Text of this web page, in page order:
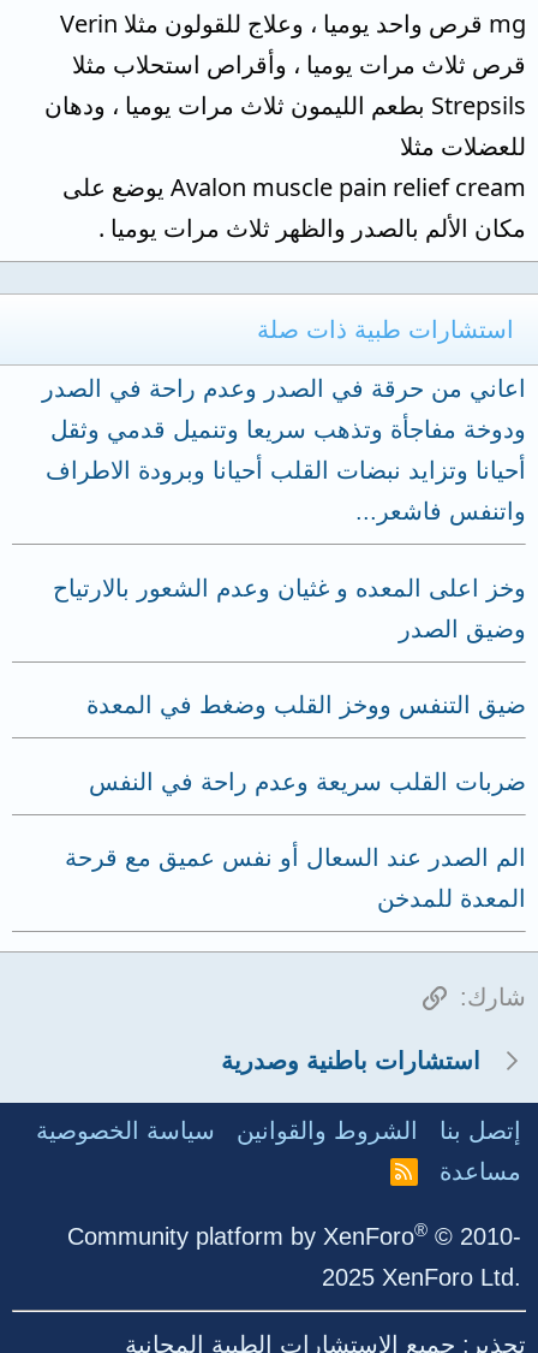
mg قرص واحد يوميا ، وعلاج للقولون مثلا Verin
قرص ثلاث مرات يوميا ، وأقراص استحلاب مثلا
Strepsils بطعم الليمون ثلاث مرات يوميا ، ودهان
للعضلات مثلا
Avalon muscle pain relief cream يوضع على
مكان الألم بالصدر والظهر ثلاث مرات يوميا .
استشارات طبية ذات صلة
اعاني من حرقة في الصدر وعدم راحة في الصدر
ودوخة مفاجأة وتذهب سريعا وتنميل قدمي وثقل
أحيانا وتزايد نبضات القلب أحيانا وبرودة الاطراف
واتنفس فاشعر...
وخز اعلى المعده و غثيان وعدم الشعور بالارتياح
وضيق الصدر
ضيق التنفس ووخز القلب وضغط في المعدة
ضربات القلب سريعة وعدم راحة في النفس
الم الصدر عند السعال أو نفس عميق مع قرحة
المعدة للمدخن
شارك: الرابط
استشارات باطنية وصدرية
إتصل بنا الشروط والقوانين
سياسة الخصوصية
مساعدة
R
Community platform by XenForo® © 2010-
2025 XenForo Ltd.
تحذير: جميع الاستشارات الطبية المجانية